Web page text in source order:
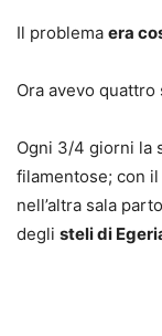
Il problema era
Ora avevo
Ogni 3/4 giorni la
filamentose; con
nell’altra sala
degli steli di